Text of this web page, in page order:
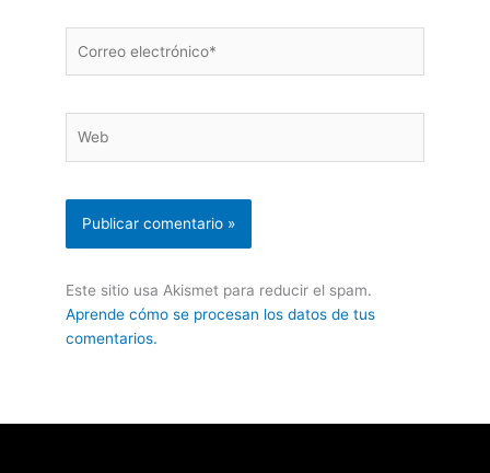
electrónico*
Este sitio usa Akismet para reducir el spam.
Aprende cómo se procesan los datos de tus
comentarios.